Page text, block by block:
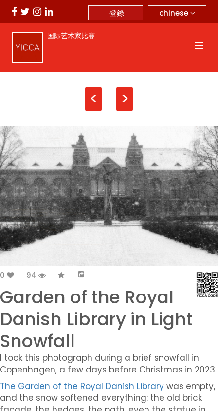
chinese
登錄
国际艺术家比赛
< >
0 94
Garden of the Royal
Danish Library in Light
Snowfall
I took this photograph during a brief snowfall in
Copenhagen, a few days before Christmas in 2023.
The Garden of the Royal Danish Library was empty,
and the snow softened everything: the old brick